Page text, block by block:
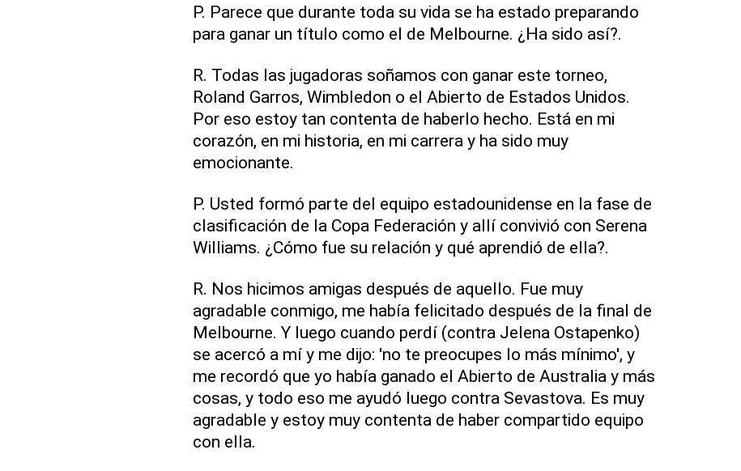
P. Parece que durante toda su vida se ha estado preparando
para ganar un título como el de Melbourne. ¿Ha sido así?.
R. Todas las jugadoras soñamos con ganar este torneo,
Roland Garros, Wimbledon o el Abierto de Estados Unidos.
Por eso estoy tan contenta de haberlo hecho. Está en mi
corazón, en mi historia, en mi carrera y ha sido muy
emocionante.
P. Usted formó parte del equipo estadounidense en la fase de
clasificación de la Copa Federación y allí convivió con Serena
Williams. ¿Cómo fue su relación y qué aprendió de ella?.
R. Nos hicimos amigas después de aquello. Fue muy
agradable conmigo, me había felicitado después de la final de
Melbourne. Y luego cuando perdí (contra Jelena Ostapenko)
se acercó a mí y me dijo: 'no te preocupes lo más mínimo', y
me recordó que yo había ganado el Abierto de Australia y más
cosas, y todo eso me ayudó luego contra Sevastova. Es muy
agradable y estoy muy contenta de haber compartido equipo
con ella.